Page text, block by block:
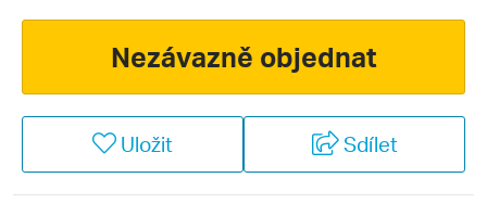
nádherné pobřeží Indického oceánu a ostrov Zanzibar
s jedněmi z nejkrásnějších pláží na světě.
Nezávazně objednat
Uložit Sdílet